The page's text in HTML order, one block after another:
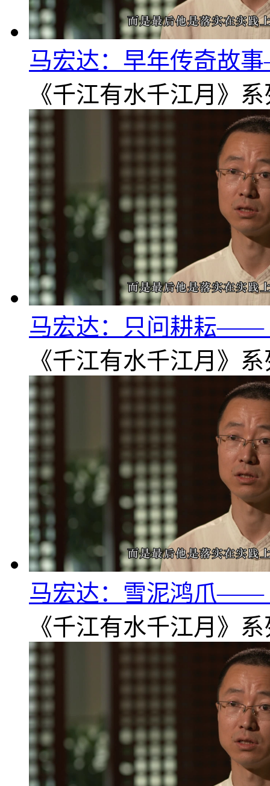
马宏达：早年传奇故
《千江有水千江月》
马宏达：只问耕耘——
《千江有水千江月》
马宏达：雪泥鸿爪——
《千江有水千江月》